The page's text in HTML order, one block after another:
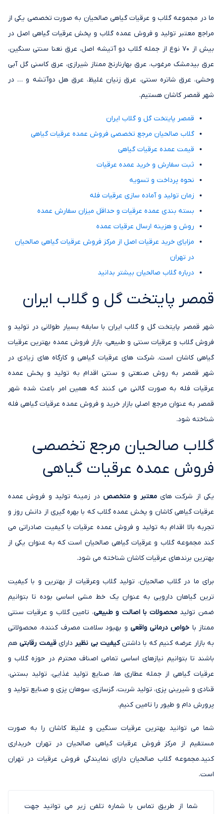
ما در مجموعه گلاب و عرقیات گیاهی صالحیان به صورت تخصصی یکی از
مراجع معتبر تولید و فروش عمده گلاب و پخش عرقیات گیاهی اصل در
بیش از 70 نوع از جمله گلاب دو آتیشه اصل، عرق نعنا سنتی سنگین،
عرق بیدمشک مرغوب، عرق بهارنارنج ممتاز شیرازی، عرق کاسنی گل آبی
وحشی، عرق شاتره سنتی، عرق زنیان غلیظ، عرق هل دوآتشه و … در
شهر قمصر کاشان هستیم.
قمصر پایتخت گل و گلاب ایران
گلاب صالحیان مرجع تخصصی فروش عمده عرقیات گیاهی
قیمت عمده عرقیات گیاهی
ثبت سفارش و خرید عمده عرقیات
نحوه پرداخت و تسویه
زمان تولید و آماده سازی عرقیات فله
بسته بندی عمده عرقیات و حداقل میزان سفارش عمده
روش و هزینه ارسال عرقیات عمده
مزایای خرید عرقیات اصل از مرکز فروش عرقیات گیاهی صالحیان
در تهران
درباره گلاب صالحیان بیشتر بدانید
قمصر پایتخت گل و گلاب ایران
شهر قمصر پایتخت گل و گلاب ایران با سابقه بسیار طولانی در تولید و
فروش گلاب و عرقیات سنتی و طبیعی، بازار فروش عمده بهترین عرقیات
گیاهی کاشان است. شرکت های عرقیات گیاهی و کارگاه های زیادی در
شهر قمصر به روش صنعتی و سنتی اقدام به تولید و پخش عمده
عرقیات فله به صورت گالنی می کنند که همین امر باعث شده شهر
قمصر به عنوان مرجع اصلی بازار خرید و فروش عمده عرقیات گیاهی فله
شناخته شود.
گلاب صالحیان مرجع تخصصی
فروش عمده عرقیات گیاهی
یکی از شرکت هایمعتبر و متخصص در زمینه تولید و فروش عمده
عرقیات گیاهی کاشان و پخش عمده گلاب که با بهره گیری از دانش روز و
تجربه بالا اقدام به تولید و فروش عمده عرقیات با کیفیت صادراتی می
کند مجموعه گلاب و عرقیات گیاهی صالحیان است که به عنوان یکی از
بهترین برندهای عرقیات کاشان شناخته می شود.
برای ما در گلاب صالحیان، تولید گلاب وعرقیات از بهترین و با کیفیت
ترین گیاهان دارویی به عنوان یک خط مشی اساسی بوده تا بتوانیم
ضمن تولیدمحصولات با اصالت و طبیعی، تامین گلاب و عرقیات سنتی
ممتاز با خواص درمانی واقعی و بهبود سلامت مصرف کننده، محصولاتی
به بازار عرضه کنیم که با داشتنکیفیت بی نظیر دارایقیمت رقابتیهم
باشند تا بتوانیم نیازهای اساسی تمامی اصناف محترم در حوزه گلاب و
عرقیات گیاهی از جمله عطاری ها، صنایع تولید غذایی، تولید بستنی،
قنادی و شیرینی پزی، تولید شربت، گزسازی، سوهان پزی و صنایع تولید و
پرورش دام و طیور را تامین کنیم.
شما می توانید بهترین عرقیات سنگین و غلیظ کاشان را به صورت
مستقیم از مرکز فروش عرقیات گیاهی صالحیان در تهران خریداری
کنید.مجموعه گلاب صالحیان دارای نمایندگی فروش عرقیات در تهران
است.
شما از طریق تماس با شماره تلفن زیر می توانید جهت